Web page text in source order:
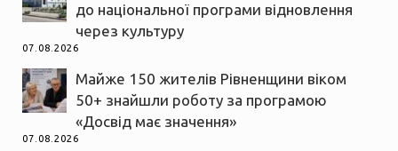
до національної програми відновлення
через культуру
07.08.2026
Майже 150 жителів Рівненщини віком
50+ знайшли роботу за програмою
«Досвід має значення»
07.08.2026